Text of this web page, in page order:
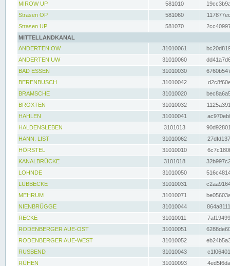
MIROW UP
581010
Strasen OP
581060
Strasen UP
581070
MITTELLANDKANAL
ANDERTEN OW
31010061
ANDERTEN UW
31010060
BAD ESSEN
31010030
BERENBUSCH
31010042
BRAMSCHE
31010020
BROXTEN
31010032
HAHLEN
31010041
HALDENSLEBEN
3101013
HANN. LIST
31010062
HÖRSTEL
31010010
KANALBRÜCKE
3101018
LOHNDE
31010050
LÜBBECKE
31010031
MEHRUM
31010071
NIENBRÜGGE
31010044
RECKE
31010011
RODENBERGER AUE-OST
31010051
RODENBERGER AUE-WEST
31010052
RUSBEND
31010043
RÜHEN
31010093